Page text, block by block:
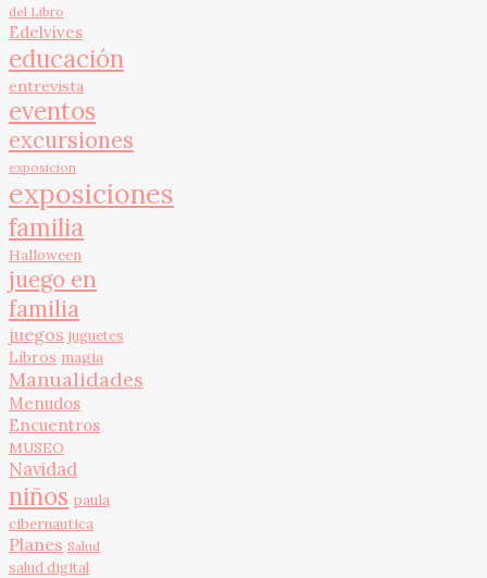
del Libro
Edelvives
educación
entrevista
eventos
excursiones
exposicion
exposiciones
familia
Halloween
juego en
familia
juegos juguetes
Libros magia
Manualidades
Menudos
Encuentros
MUSEO
Navidad
niños paula
cibernautica
Planes Salud
salud digital